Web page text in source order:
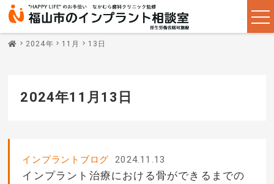
2024年 11月 13日
2024年11月13日
インプラントブログ 2024.11.13
インプラント治療における骨ができるまでの